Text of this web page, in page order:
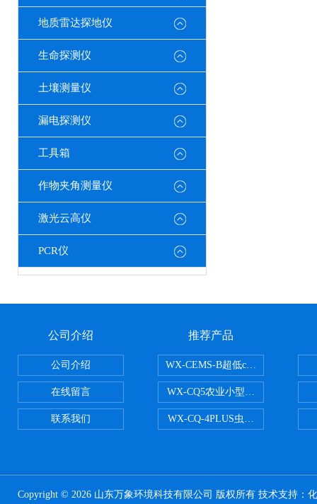
地质雷达探地仪
生命探测仪
土壤测量仪
漏电探测仪
工具箱
作物夹角测量仪
激光云高仪
PCR仪
公司介绍
公司介绍
在线留言
联系我们
推荐产品
WX-CEMS-B超低cems烟气监测系
WX-CQ5农业小型气象站
WX-CQ-4PLUS虫情测报灯
Copyright © 2026 山东万象环境科技有限公司 版权所有 技术支持：